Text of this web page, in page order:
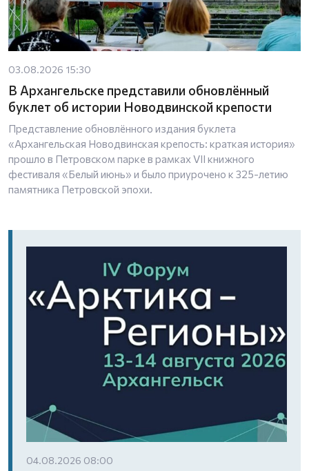
03.08.2026 15:30
В Архангельске представили обновлённый
буклет об истории Новодвинской крепости
Представление обновлённого издания буклета
«Архангельская Новодвинская крепость: краткая история»
прошло в Петровском парке в рамках VII книжного
фестиваля «Белый июнь» и было приурочено к 325-летию
памятника Петровской эпохи.
04.08.2026 08:00